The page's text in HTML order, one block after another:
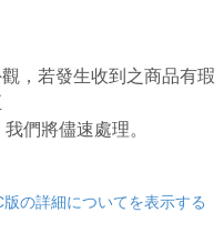
，若發生收到之商品有瑕
們將儘速處理。
版の詳細についてを表示する